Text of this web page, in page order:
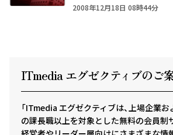
2008年12月18日 08時44分
ITmedia エグゼクティ ブのご
「ITmedia エグゼクティブは、上場企業
の課長職以上を対象とした無料の会員制